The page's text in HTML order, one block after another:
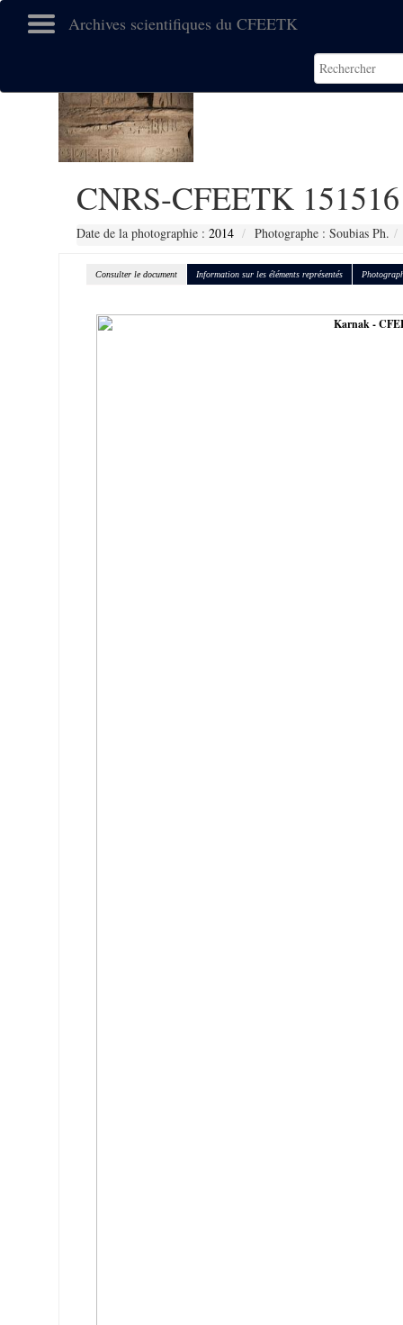
Archives scientifiques du CFEETK
CNRS-CFEETK 151516
Date de la photographie : 2014 Photographe : Soubias Ph.
Consulter le document Information sur les éléments représentés